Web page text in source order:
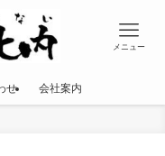
メニュー
せ 会社案内